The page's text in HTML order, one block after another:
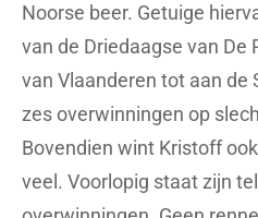
Noorse beer. Getuige
van de Driedaagse van De
van Vlaanderen tot aan de
zes overwinningen op
Bovendien wint Kristoff
veel. Voorlopig staat zijn